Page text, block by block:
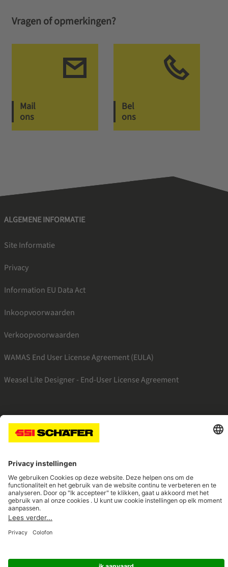
Vragen of opmerkingen?
Mail
ons
Bel
ons
ALGEMENE INFORMATIE
Site Informatie
Privacy
Information EU Data Act
Inkoopvoorwaarden
Verkoopvoorwaarden
WAMAS End User License Agreement (EULA)
Weasel Lite Designer - End-User License Agreement
SSI facebookSSI linkedinSSI youtube
Navigate to home page